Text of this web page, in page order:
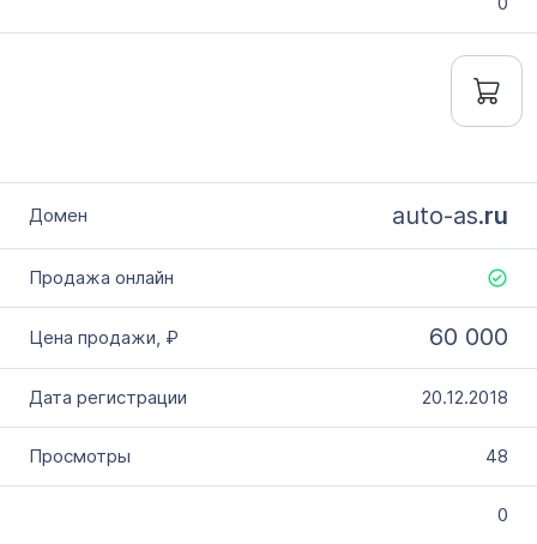
auto-as.ru
60 000
20.12.2018
48
0